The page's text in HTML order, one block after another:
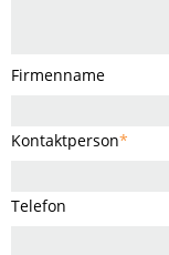
Firmenname
Kontaktperson*
Telefon